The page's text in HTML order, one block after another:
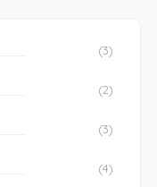
(3)
(2)
(3)
(4)